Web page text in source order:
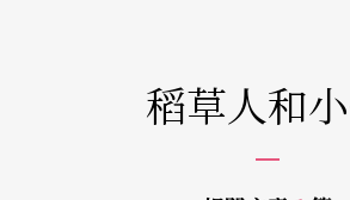
稻草人和